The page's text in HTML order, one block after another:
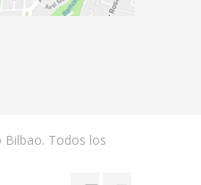
Todos los